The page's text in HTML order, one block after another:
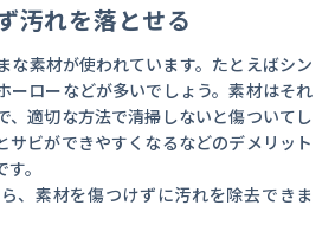
汚れを落とせる
な素材が使われています。たとえばシン
ーローなどが多いでしょう。素材はそれ
、適切な方法で清掃しないと傷ついてし
サビができやすくなるなどのデメリット
。
、素材を傷つけずに汚れを除去できま